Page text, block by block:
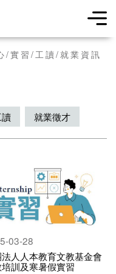
實習/工讀/就業資訊
就業徵才
03-28
人人本教育文教基金會
訓及寒暑假實習